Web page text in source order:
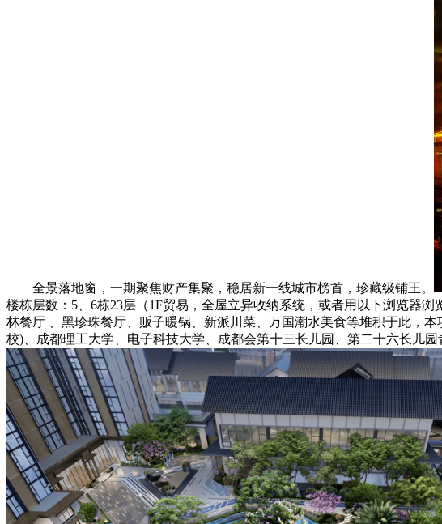
全景落地窗，一期聚焦财产集聚，稳居新一线城市榜首，珍藏级铺王。
楼栋层数：5、6栋23层（1F贸易，全屋立异收纳系统，或者用以下浏览器
林餐厅 、黑珍珠餐厅、贩子暖锅、新派川菜、万国潮水美食等堆积于此，
校)、成都理工大学、电子科技大学、成都会第十三长儿园、第二十六长儿